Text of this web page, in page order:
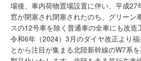
場後、車内荷物置場設置に伴い、平成27
窓が閉塞され閉塞されたのち、グリーン
スの12号車を除く普通車の全車にも改造
令和6年（2024）3月のダイヤ改正より
とから注目が集まる北陸新幹線のW7系